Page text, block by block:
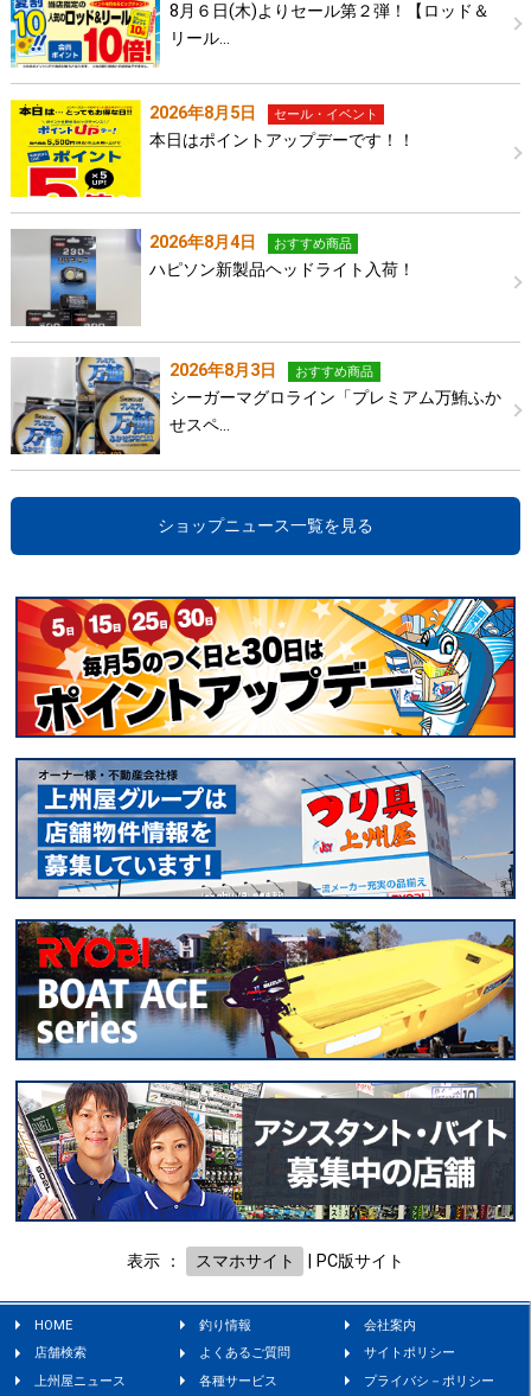
8月６日(木)よりセール第２弾！【ロッド＆
リール…
2026年8月5日 セール・イベント
本日はポイントアップデーです！！
2026年8月4日 おすすめ商品
ハピソン新製品ヘッドライト入荷！
2026年8月3日 おすすめ商品
シーガーマグロライン「プレミアム万鮪ふか
せスペ…
ショップニュース一覧を見る
表示 ： スマホサイト PC版サイト
HOME 釣り情報
会社案内
店舗検索
よくあるご質問
サイトポリシー
上州屋ニュース
各種サービス プライバシ－ポリシー